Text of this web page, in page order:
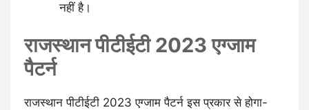
नहीं है।
राजस्थान पीटीईटी 2023 एग्जाम
पैटर्न
राजस्थान पीटीईटी 2023 एग्जाम पैटर्न इस प्रकार से होगा-